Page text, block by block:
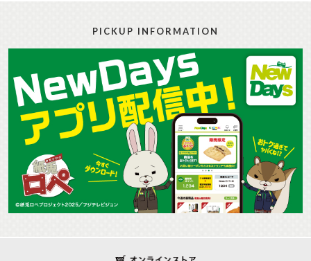
PICKUP INFORMATION